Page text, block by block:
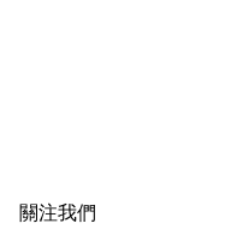
關注我們